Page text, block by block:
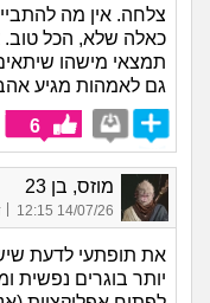
צלחה. אין מה
כאלה שלא, הכל
תמצאי מישהו
גם לאמהות מגיע
6
מוזס, בן 23
14/07/26 12:15
|
את תופתעי לדעת
יותר בוגרים נפשית